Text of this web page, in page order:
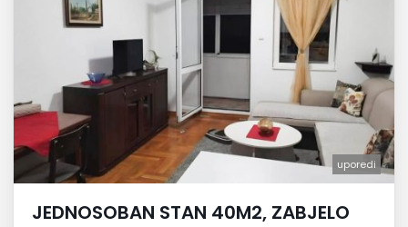
uporedi
JEDNOSOBAN STAN 40M2, ZABJELO